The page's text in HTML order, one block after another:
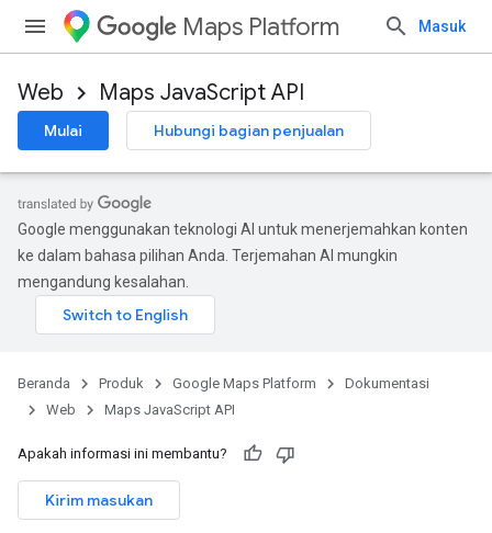
Maps Platform Masuk
Web Maps JavaScript API
Mulai Hubungi bagian penjualan
Google menggunakan teknologi AI untuk menerjemahkan konten
ke dalam bahasa pilihan Anda. Terjemahan AI mungkin
mengandung kesalahan.
Beranda Produk Google Maps Platform
Dokumentasi
Web
Maps JavaScript API
Apakah informasi ini membantu?
Kirim masukan